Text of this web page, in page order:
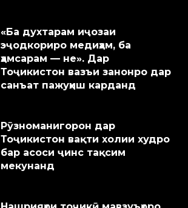
«Ба духтарам иҷозаи
эҷодкориро медиҳам, ба
ҳамсарам — не». Дар
Тоҷикистон вазъи занонро дар
санъат пажуҳиш карданд
Рӯзноманигорон дар
Тоҷикистон вақти холии худро
бар асоси ҷинс тақсим
мекунанд